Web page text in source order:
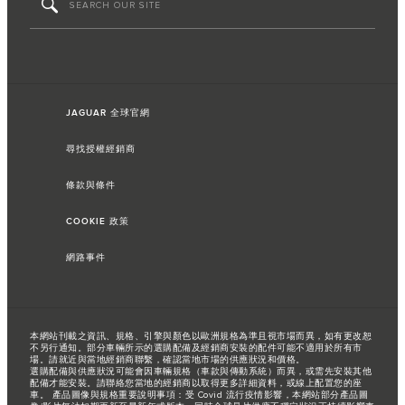
JAGUAR 全球官網
尋找授權經銷商
條款與條件
COOKIE 政策
網路事件
本網站刊載之資訊、規格、引擎與顏色以歐洲規格為準且視市場而異，如有更改恕
不另行通知。部分車輛所示的選購配備及經銷商安裝的配件可能不適用於所有市
場。請就近與當地經銷商聯繫，確認當地市場的供應狀況和價格。
選購配備與供應狀況可能會因車輛規格（車款與傳動系統）而異，或需先安裝其他
配備才能安裝。請聯絡您當地的經銷商以取得更多詳細資料，或線上配置您的座
車。 產品圖像與規格重要說明事項：受 Covid 流行疫情影響，本網站部分產品圖